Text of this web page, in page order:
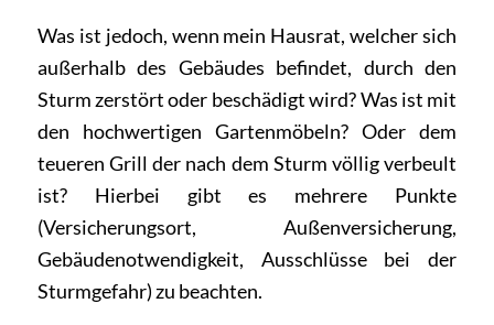
Was ist jedoch, wenn mein Hausrat, welcher sich
außerhalb des Gebäudes befindet, durch den
Sturm zerstört oder beschädigt wird? Was ist mit
den hochwertigen Gartenmöbeln? Oderdem
teueren Grill der nach dem Sturm völlig verbeult
ist? Hierbei gibt es mehrere Punkte
(Versicherungsort, Außenversicherung,
Gebäudenotwendigkeit, Ausschlüsse bei der
Sturmgefahr)zu beachten.